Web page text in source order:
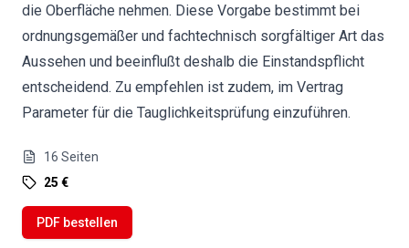
die Oberfläche nehmen. Diese Vorgabe bestimmt bei
ordnungsgemäßer und fachtechnisch sorgfältiger Art das
Aussehen und beeinflußt deshalb die Einstandspflicht
entscheidend. Zu empfehlen ist zudem, im Vertrag
Parameter für die Tauglichkeitsprüfung einzuführen.
16 Seiten
25 €
PDF bestellen